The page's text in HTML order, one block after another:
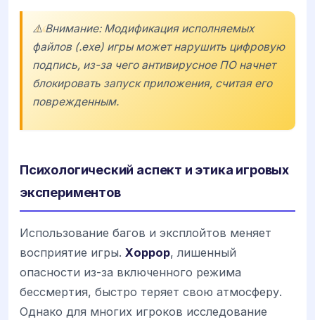
⚠️ Внимание: Модификация исполняемых
файлов (.exe) игры может нарушить цифровую
подпись, из-за чего антивирусное ПО начнет
блокировать запуск приложения, считая его
поврежденным.
Психологический аспект и этика игровых
экспериментов
Использование багов и эксплойтов меняет
восприятие игры. Хоррор, лишенный
опасности из-за включенного режима
бессмертия, быстро теряет свою атмосферу.
Однако для многих игроков исследование